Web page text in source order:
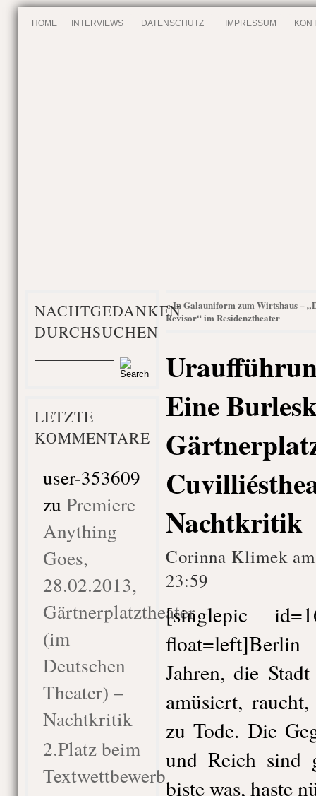
HOME INTERVIEWS DATENSCHUTZ IMPRESSUM
NACHTGEDANKEN
DURCHSUCHEN
LETZTE
KOMMENTARE
user-353609
zu Premiere
Anything
Goes,
28.02.2013,
Gärtnerplatztheater
(im
Deutschen
Theater) –
Nachtkritik
2.Platz beim
Textwettbewerb
«In Galauniform zum Wirtshaus –
Revisor“ im Residenztheater
Eine
Nachtkritik
Corinna Klimek
23:59
[singlepic
Jahren, die
amüsiert,
zu Tode. Die
und Reich sind
biste was, haste